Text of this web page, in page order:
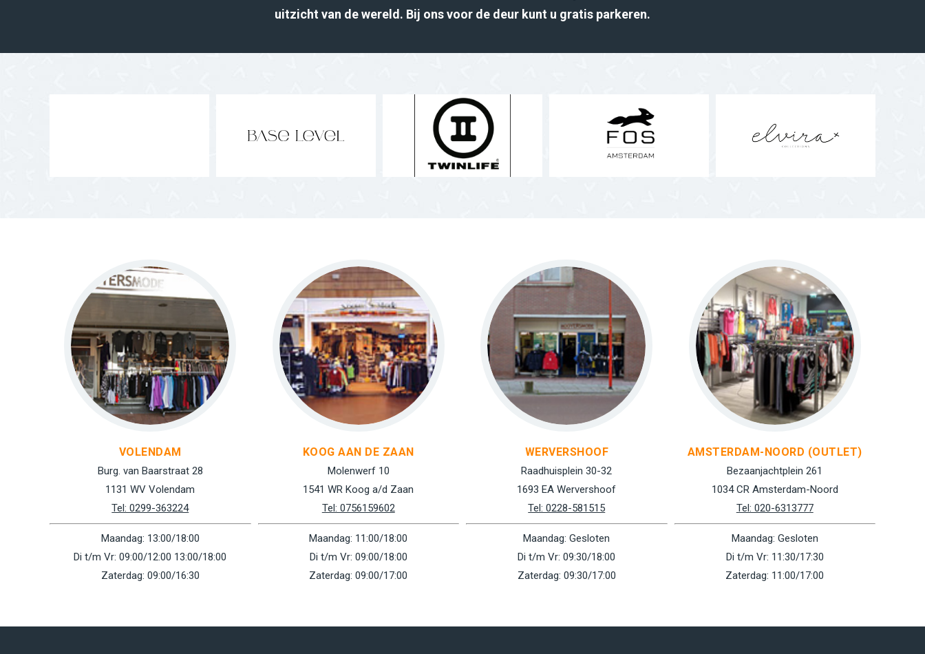
uitzicht van de wereld. Bij ons voor de deur kunt u gratis parkeren.
VOLENDAM
Burg. van Baarstraat 28
1131 WV Volendam
Tel: 0299-363224
Maandag: 13:00/18:00
Di t/m Vr: 09:00/12:00 13:00/18:00
Zaterdag: 09:00/16:30
KOOG AAN DE ZAAN
Molenwerf 10
1541 WR Koog a/d Zaan
Tel: 0756159602
Maandag: 11:00/18:00
Di t/m Vr: 09:00/18:00
Zaterdag: 09:00/17:00
WERVERSHOOF
Raadhuisplein 30-32
1693 EA Wervershoof
Tel: 0228-581515
Maandag: Gesloten
Di t/m Vr: 09:30/18:00
Zaterdag: 09:30/17:00
AMSTERDAM-NOORD (OUTLET)
Bezaanjachtplein 261
1034 CR Amsterdam-Noord
Tel: 020-6313777
Maandag: Gesloten
Di t/m Vr: 11:30/17:30
Zaterdag: 11:00/17:00